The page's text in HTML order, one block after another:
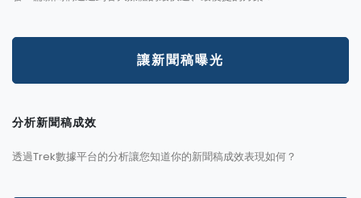
讓新聞稿曝光
分析新聞稿成效
透過Trek數據平台的分析讓您知道你的新聞稿成效表現如何？